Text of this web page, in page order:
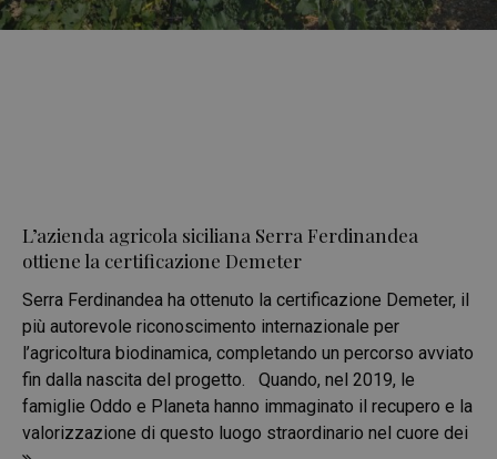
L’azienda agricola siciliana Serra Ferdinandea
ottiene la certificazione Demeter
Serra Ferdinandea ha ottenuto la certificazione Demeter, il
più autorevole riconoscimento internazionale per
l’agricoltura biodinamica, completando un percorso avviato
fin dalla nascita del progetto. Quando, nel 2019, le
famiglie Oddo e Planeta hanno immaginato il recupero e la
valorizzazione di questo luogo straordinario nel cuore dei